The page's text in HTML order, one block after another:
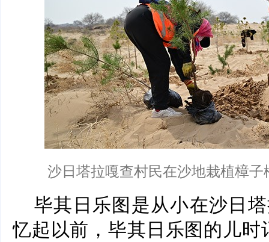
沙日塔拉嘎查村民在沙地栽植樟
毕其日乐图是从小在沙日
忆起以前，毕其日乐图的儿时